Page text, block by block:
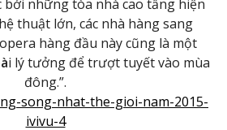
bởi những tòa nhà cao tầng hiện
thuật lớn, các nhà hàng sang
hàng đầu này cũng là một
i lý tưởng để trượt tuyết vào mùa
đông.”.